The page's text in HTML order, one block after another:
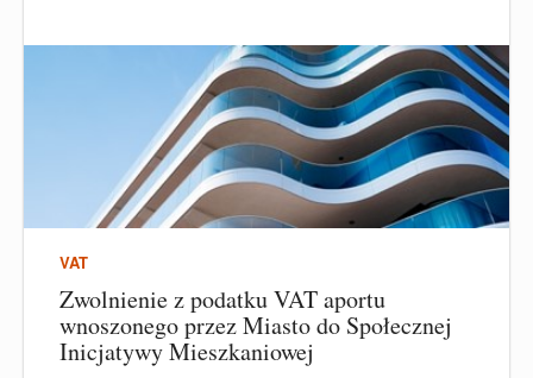
VAT
Zwolnienie z podatku VAT aportu
wnoszonego przez Miasto do Społecznej
Inicjatywy Mieszkaniowej